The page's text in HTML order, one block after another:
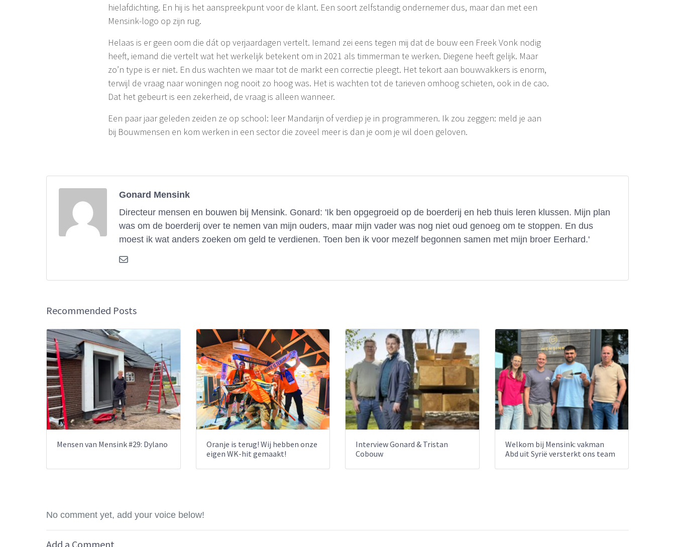
hielafdichting. En hij is het aanspreekpunt voor de klant. Een soort zelfstandig ondernemer dus, maar dan met een
Mensink-logo op zijn rug.
Helaas is er geen oom die dát op verjaardagen vertelt. Iemand zei eens tegen mij dat de bouw een Freek Vonk nodig
heeft, iemand die vertelt wat het werkelijk betekent om in 2021 als timmerman te werken. Diegene heeft gelijk. Maar
zo’n type is er niet. En dus wachten we maar tot de markt een correctie pleegt. Het tekort aan bouwvakkers is enorm,
terwijl de vraag naar woningen nog nooit zo hoog was. Het is wachten tot de tarieven omhoog schieten, ook in de cao.
Dat het gebeurt is een zekerheid, de vraag is alleen wanneer.
Een paar jaar geleden zeiden ze op school: leer Mandarijn of verdiep je in programmeren. Ik zou zeggen: meld je aan
bij Bouwmensen en kom werken in een sector die zoveel meer is dan je oom je wil doen geloven.
Gonard Mensink
Directeur mensen en bouwen bij Mensink. Gonard: 'Ik ben opgegroeid op de boerderij en heb thuis leren klussen. Mijn plan
was om de boerderij over te nemen van mijn ouders, maar mijn vader was nog niet oud genoeg om te stoppen. En dus
moest ik wat anders zoeken om geld te verdienen. Toen ben ik voor mezelf begonnen samen met mijn broer Eerhard.'
Recommended Posts
Mensen van Mensink #29: Dylano
Oranje is terug! Wij hebben onze
eigen WK-hit gemaakt!
Interview Gonard & Tristan
Cobouw
Welkom bij Mensink: vakman
Abd uit Syrië versterkt ons team
No comment yet, add your voice below!
Add a Comment